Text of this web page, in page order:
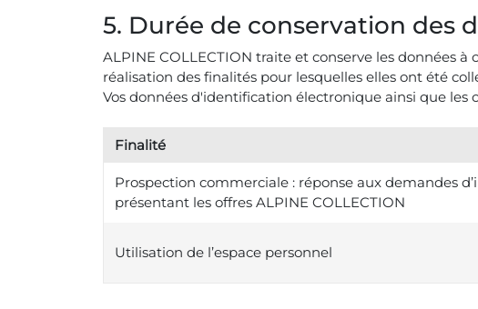
5. Durée de conservation des
ALPINE COLLECTION traite et conserve les données
réalisation des finalités pour lesquelles elles ont été
Vos données d'identification électronique ainsi que les
Finalité
Prospection commerciale : réponse aux demandes
présentant les offres ALPINE COLLECTION
Utilisation de l’espace personnel